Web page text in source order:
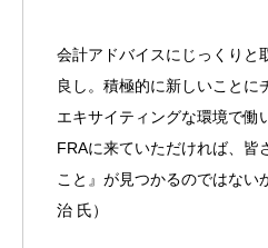
会計アドバイスにじっくりと
良し。積極的に新しいことに
エキサイティングな環境で働
FRAに来ていただければ、皆
こと』が見つかるのではない
治 氏）